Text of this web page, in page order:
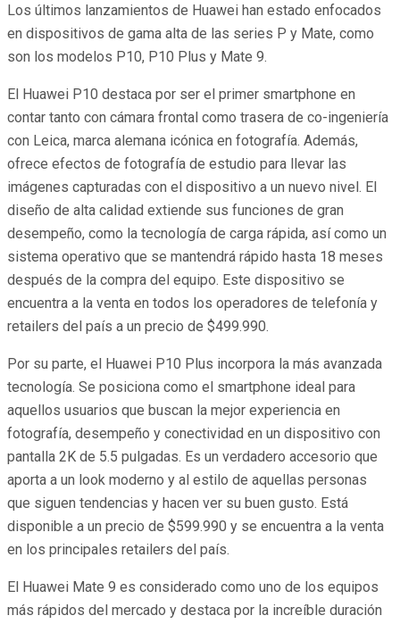
Los últimos lanzamientos de Huawei han estado enfocados
en dispositivos de gama alta de las series P y Mate, como
son los modelos P10, P10 Plus y Mate 9.
El Huawei P10 destaca por ser el primer smartphone en
contar tanto con cámara frontal como trasera de co-ingeniería
con Leica, marca alemana icónica en fotografía. Además,
ofrece efectos de fotografía de estudio para llevar las
imágenes capturadas con el dispositivo a un nuevo nivel. El
diseño de alta calidad extiende sus funciones de gran
desempeño, como la tecnología de carga rápida, así como un
sistema operativo que se mantendrá rápido hasta 18 meses
después de la compra del equipo. Este dispositivo se
encuentra a la venta en todos los operadores de telefonía y
retailers del país a un precio de $499.990.
Por su parte, el Huawei P10 Plus incorpora la más avanzada
tecnología. Se posiciona como el smartphone ideal para
aquellos usuarios que buscan la mejor experiencia en
fotografía, desempeño y conectividad en un dispositivo con
pantalla 2K de 5.5 pulgadas. Es un verdadero accesorio que
aporta a un look moderno y al estilo de aquellas personas
que siguen tendencias y hacen ver su buen gusto. Está
disponible a un precio de $599.990 y se encuentra a la venta
en los principales retailers del país.
El Huawei Mate 9 es considerado como uno de los equipos
más rápidos del mercado y destaca por la increíble duración